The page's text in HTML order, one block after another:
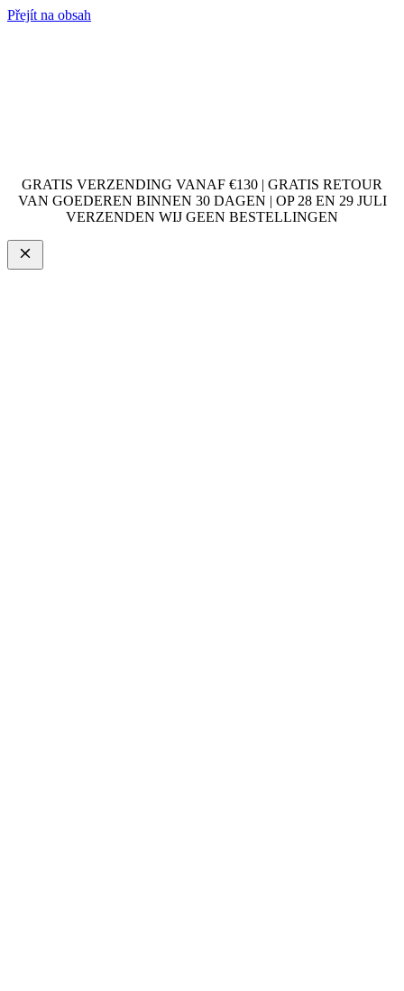
Přejít na obsah
GRATIS VERZENDING VANAF €130 | GRATIS RETOUR
VAN GOEDEREN BINNEN 30 DAGEN | OP 28 EN 29 JULI
VERZENDEN WIJ GEEN BESTELLINGEN